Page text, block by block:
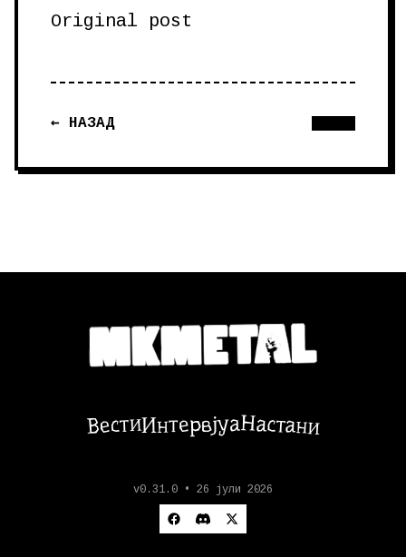
Original post
← НАЗАД
ВестиИнтервјуаНастани
v0.31.0 • 26 јули 2026